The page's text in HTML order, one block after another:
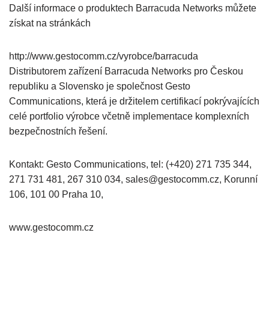
Další informace o produktech Barracuda Networks můžete
získat na stránkách
http://www.gestocomm.cz/vyrobce/barracuda
Distributorem zařízení Barracuda Networks pro Českou
republiku a Slovensko je společnost Gesto
Communications, která je držitelem certifikací pokrývajících
celé portfolio výrobce včetně implementace komplexních
bezpečnostních řešení.
Kontakt: Gesto Communications, tel: (+420) 271 735 344,
271 731 481, 267 310 034, sales@gestocomm.cz, Korunní
106, 101 00 Praha 10,
www.gestocomm.cz